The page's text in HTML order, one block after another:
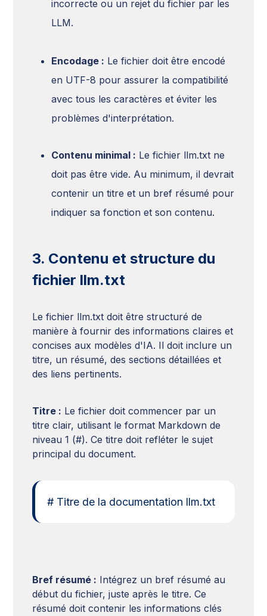
incorrecte ou un rejet du fichier par les
LLM.
Encodage : Le fichier doit être encodé
en UTF-8 pour assurer la compatibilité
avec tous les caractères et éviter les
problèmes d'interprétation.
Contenu minimal : Le fichier llm.txt ne
doit pas être vide. Au minimum, il devrait
contenir un titre et un bref résumé pour
indiquer sa fonction et son contenu.
3. Contenu et structure du
fichier llm.txt
Le fichier llm.txt doit être structuré de
manière à fournir des informations claires et
concises aux modèles d'IA. Il doit inclure un
titre, un résumé, des sections détaillées et
des liens pertinents.
Titre : Le fichier doit commencer par un
titre clair, utilisant le format Markdown de
niveau 1 (#). Ce titre doit refléter le sujet
principal du document.
# Titre de la documentation llm.txt
Bref résumé : Intégrez un bref résumé au
début du fichier, juste après le titre. Ce
résumé doit contenir les informations clés